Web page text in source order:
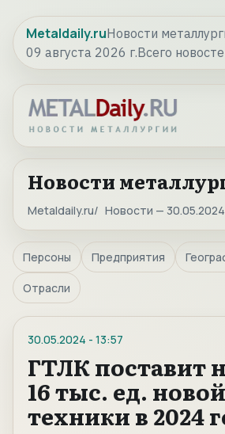
Metaldaily.ruНовости
09 августа 2026 г.Всего
Новости
Metaldaily.ru Новости — 30.05.2024
Персоны Предприятия
Отрасли
30.05.2024 - 13:57
ГТЛК поставит
16 тыс. ед. новой
техники в 2024